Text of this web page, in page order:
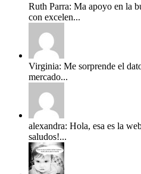
Ruth Parra: Ma apoyo en la
con excelen...
Virginia: Me sorprende el
mercado...
alexandra: Hola, esa es la
saludos!...